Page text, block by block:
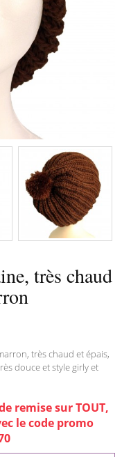
très chaud
très chaud et épais,
douce et style girly et
remise sur TOUT,
le code promo